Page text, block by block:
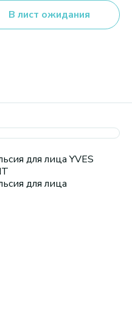
В лист ожидания
для лица YVES
для лица